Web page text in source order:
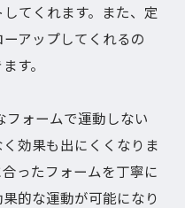
てくれます。また、定
アップしてくれるの
す。
フォームで運動しない
効果も出にくくなりま
ったフォームを丁寧に
的な運動が可能になり